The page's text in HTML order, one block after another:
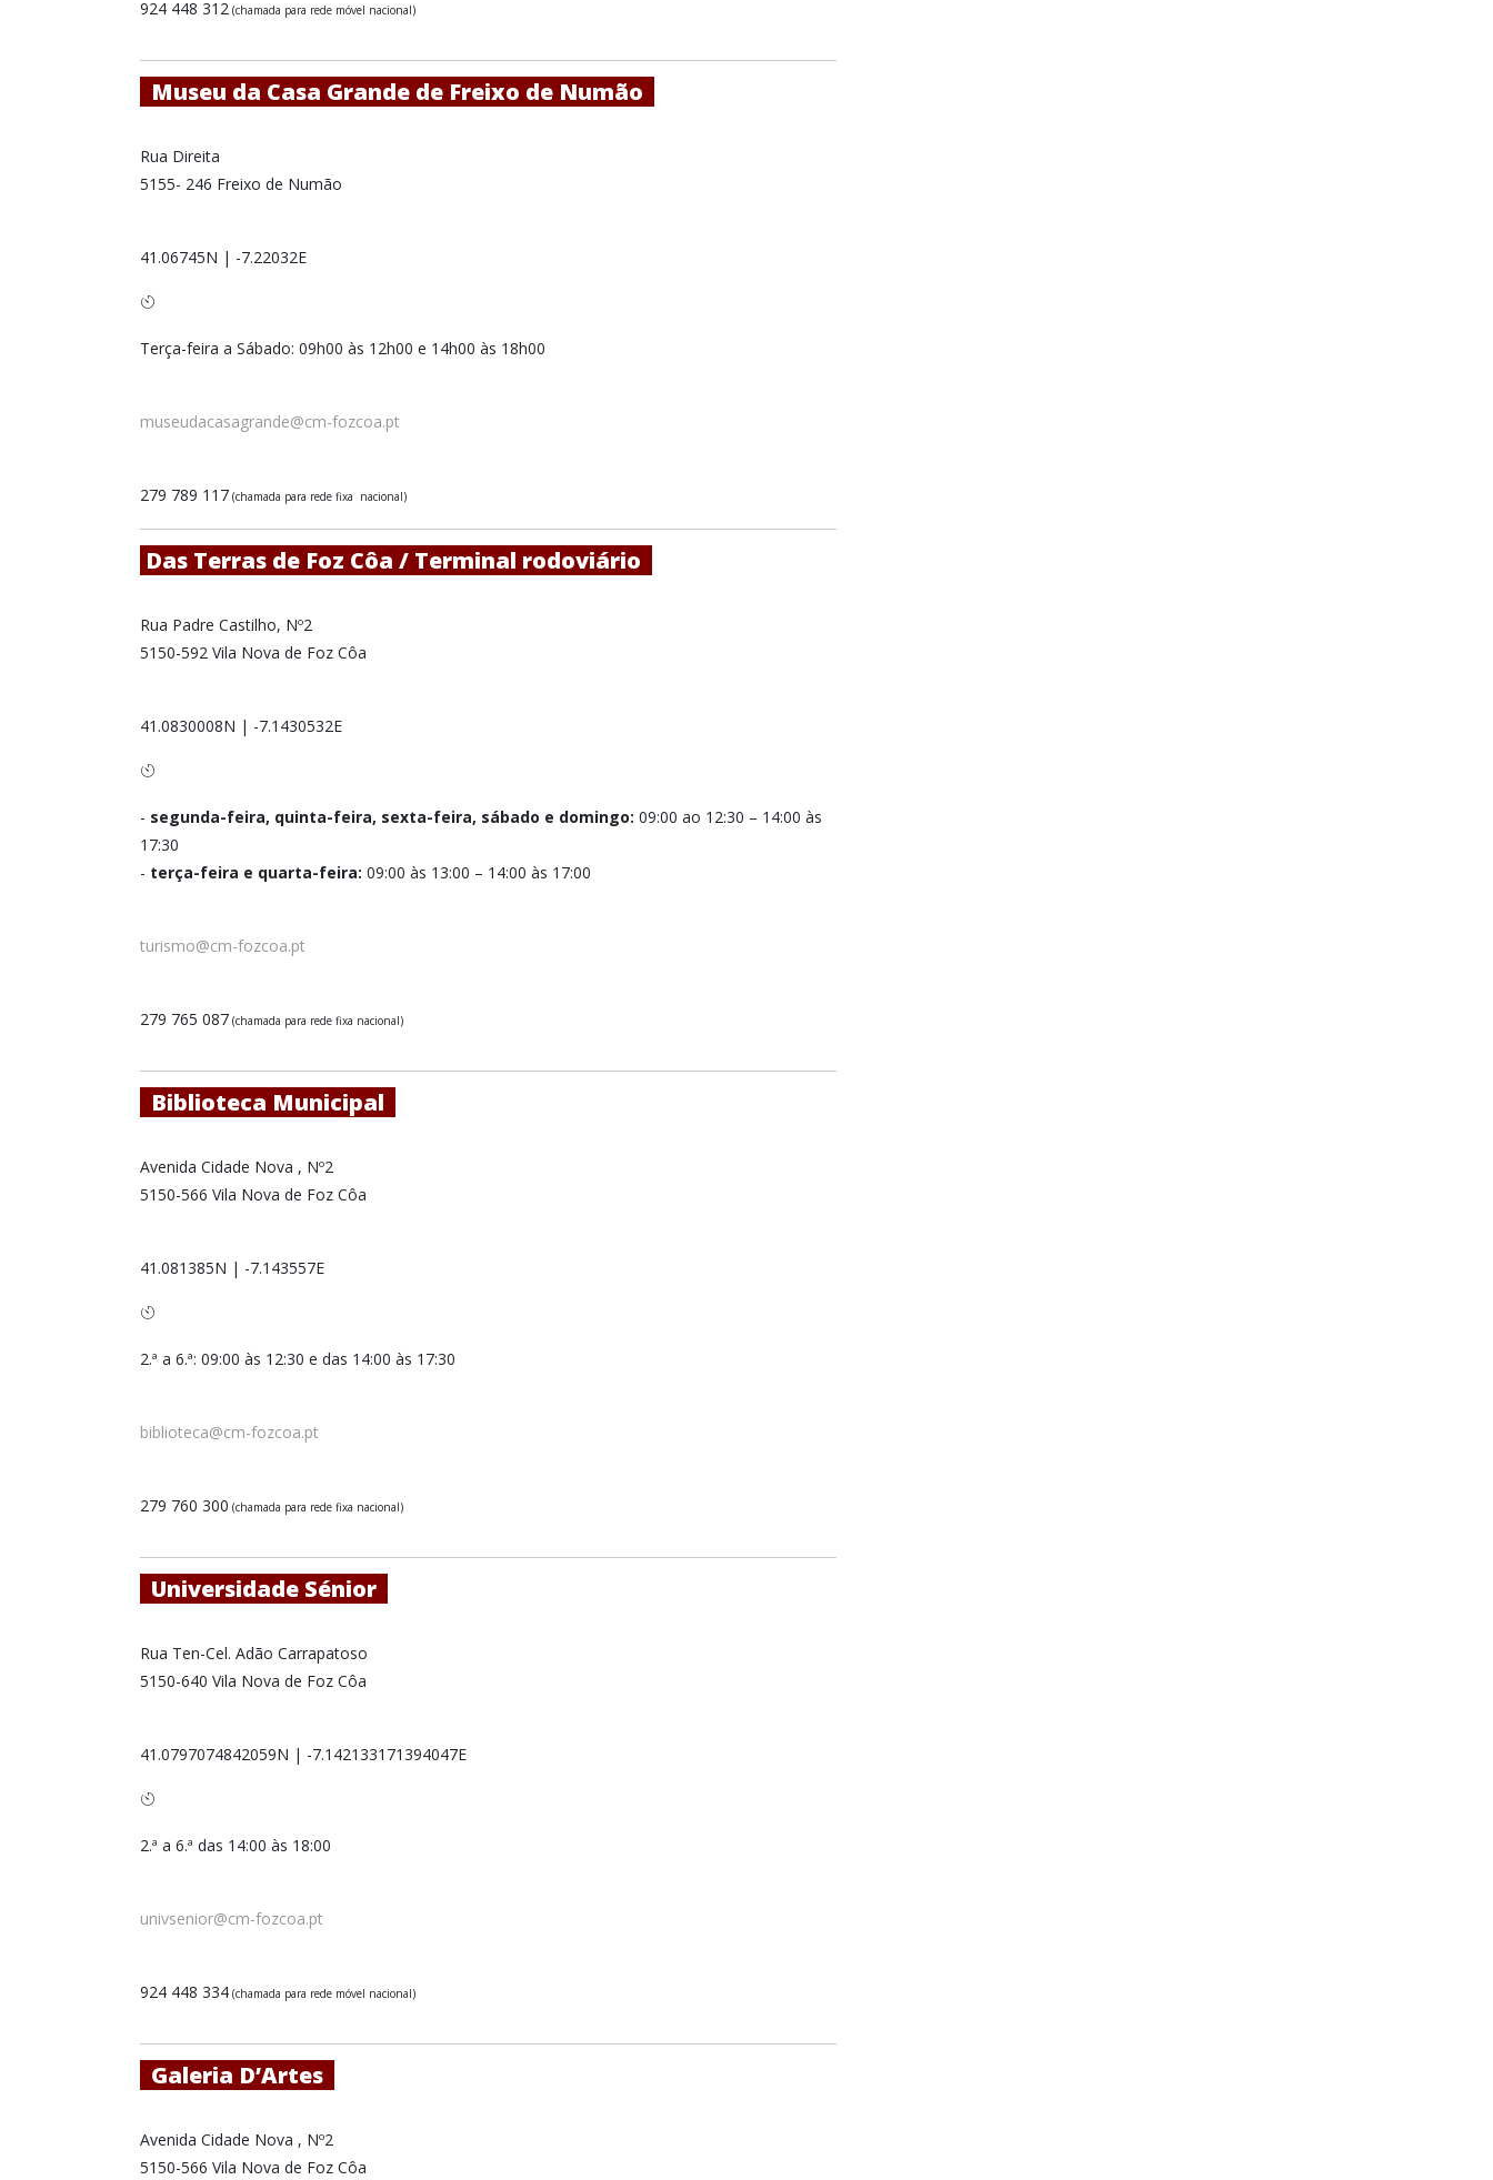
924 448 312 (chamada para rede móvel nacional)
Museu da Casa Grande de Freixo de Numão
Rua Direita
5155- 246 Freixo de Numão
41.06745N | -7.22032E
Terça-feira a Sábado: 09h00 às 12h00 e 14h00 às 18h00
museudacasagrande@cm-fozcoa.pt
279 789 117 (chamada para rede fixa nacional)
Das Terras de Foz Côa / Terminal rodoviário
Rua Padre Castilho, Nº2
5150-592 Vila Nova de Foz Côa
41.0830008N | -7.1430532E
- segunda-feira, quinta-feira, sexta-feira, sábado e domingo: 09:00 ao 12:30 – 14:00 às
17:30
- terça-feira e quarta-feira: 09:00 às 13:00 – 14:00 às 17:00
turismo@cm-fozcoa.pt
279 765 087 (chamada para rede fixa nacional)
Biblioteca Municipal
Avenida Cidade Nova , Nº2
5150-566 Vila Nova de Foz Côa
41.081385N | -7.143557E
2.ª a 6.ª: 09:00 às 12:30 e das 14:00 às 17:30
biblioteca@cm-fozcoa.pt
279 760 300 (chamada para rede fixa nacional)
Universidade Sénior
Rua Ten-Cel. Adão Carrapatoso
5150-640 Vila Nova de Foz Côa
41.0797074842059N | -7.142133171394047E
2.ª a 6.ª das 14:00 às 18:00
univsenior@cm-fozcoa.pt
924 448 334 (chamada para rede móvel nacional)
Galeria D’Artes
Avenida Cidade Nova , Nº2
5150-566 Vila Nova de Foz Côa